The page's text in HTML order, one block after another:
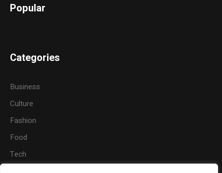
Popular
Categories
Business
Culture
Fashion
Food
Tech